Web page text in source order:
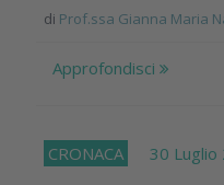
di Prof.ssa Gianna Maria
Approfondisci
CRONACA 30 Luglio